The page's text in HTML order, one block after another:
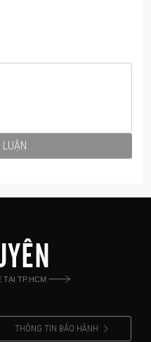
không gian làm việc
đế cao su linh hoạt,
dọc hoặc ngang tùy
LUẬN
TẠI TP.HCM
THÔNG TIN BẢO HÀNH